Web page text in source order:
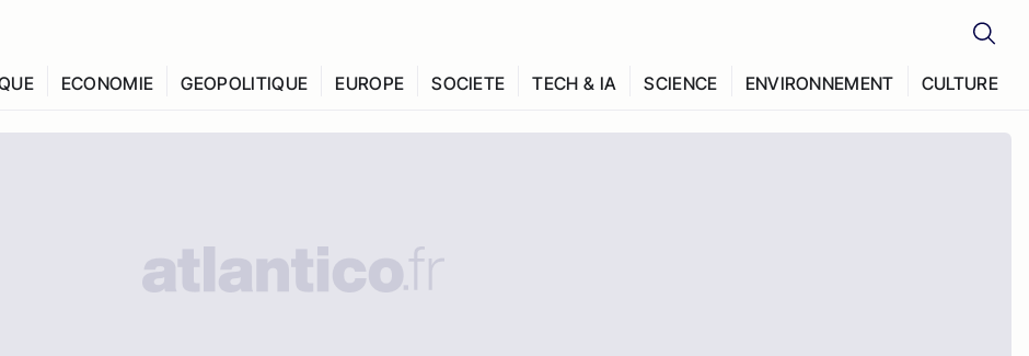
ECONOMIE GEOPOLITIQUE EUROPE SOCIETE TECH & IA SCIENCE ENVIRONNEMENT CULTURE